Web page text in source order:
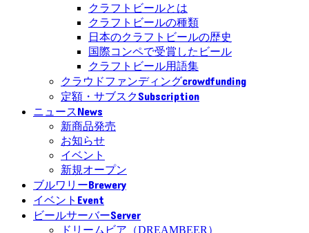
クラフトビールとは
クラフトビールの種類
日本のクラフトビールの歴史
国際コンペで受賞したビール
クラフトビール用語集
クラウドファンディングcrowdfunding
定額・サブスクSubscription
ニュースNews
新商品発売
お知らせ
イベント
新規オープン
ブルワリーBrewery
イベント Event
ビールサーバーServer
ドリームビア（DREAMBEER）